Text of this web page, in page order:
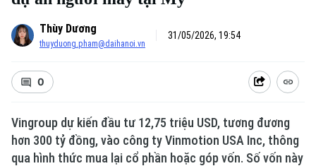
Thùy Dương
thuyduong.pham@daihanoi.vn
31/05/2026, 19:54
0
Vingroup dự kiến đầu tư 12,75 triệu USD, tương đương
hơn 300 tỷ đồng, vào công ty Vinmotion USA Inc, thông
qua hình thức mua lại cổ phần hoặc góp vốn. Số vốn này